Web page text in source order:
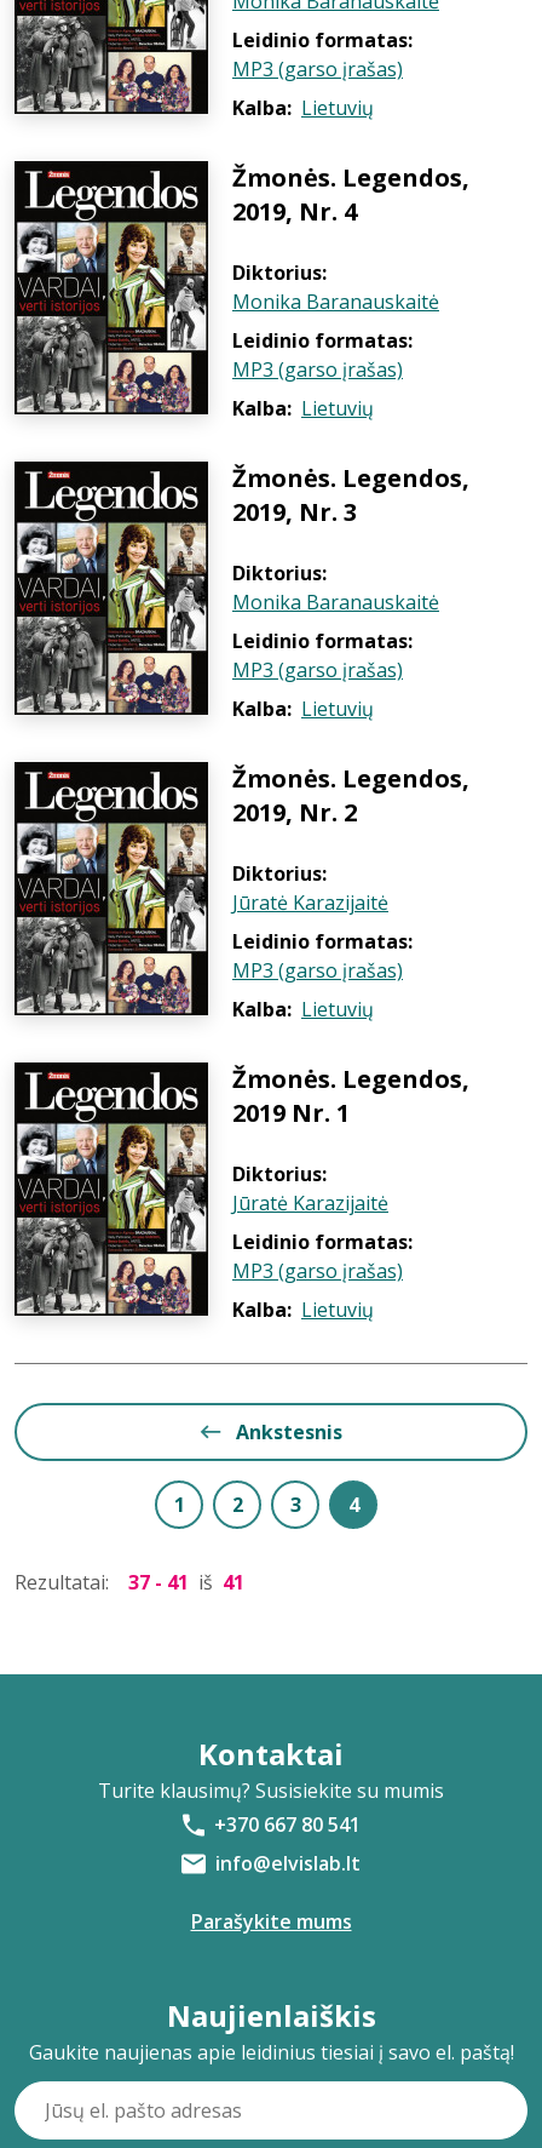
Leidinio formatas:
MP3 (garso įrašas)
Kalba: Lietuvių
Žmonės. Legendos,
2019, Nr. 4
Diktorius:
Monika Baranauskaitė
Leidinio formatas:
MP3 (garso įrašas)
Kalba: Lietuvių
Žmonės. Legendos,
2019, Nr. 3
Diktorius:
Monika Baranauskaitė
Leidinio formatas:
MP3 (garso įrašas)
Kalba: Lietuvių
Žmonės. Legendos,
2019, Nr. 2
Diktorius:
Jūratė Karazijaitė
Leidinio formatas:
MP3 (garso įrašas)
Kalba: Lietuvių
Žmonės. Legendos,
2019 Nr. 1
Diktorius:
Jūratė Karazijaitė
Leidinio formatas:
MP3 (garso įrašas)
Kalba: Lietuvių
Ankstesnis
1 2 3 4
Rezultatai: 37 - 41 iš 41
Kontaktai
Turite klausimų? Susisiekite su mumis
+370 667 80 541
info@elvislab.lt
Parašykite mums
Naujienlaiškis
Gaukite naujienas apie leidinius tiesiai į savo el. paštą!